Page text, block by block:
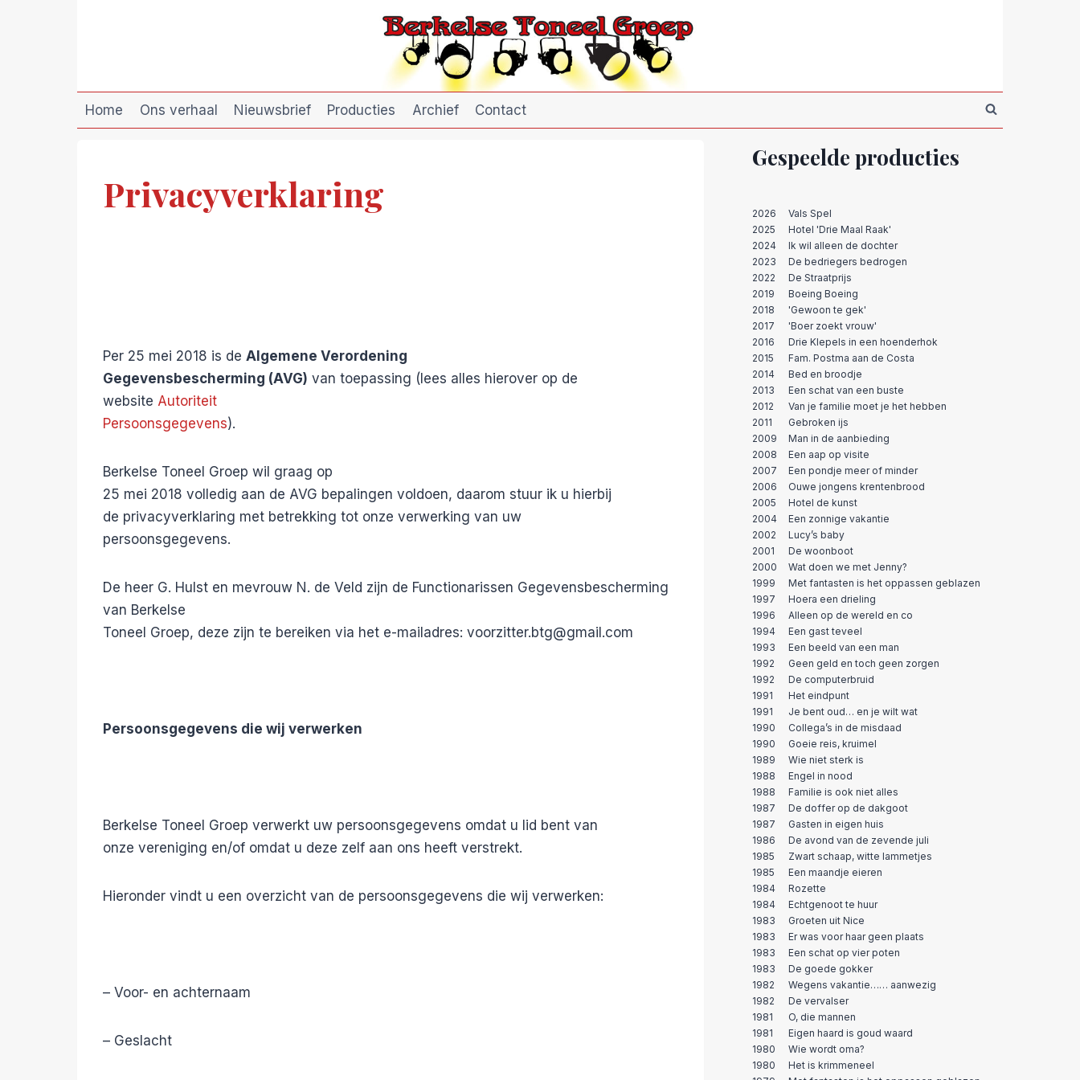
Home Ons verhaal Nieuwsbrief Producties Archief Contact
Privacyverklaring
Per 25 mei 2018 is de Algemene Verordening
Gegevensbescherming (AVG) van toepassing (lees alles hierover op de
website Autoriteit
Persoonsgegevens).
Berkelse Toneel Groep wil graag op
25 mei 2018 volledig aan de AVG bepalingen voldoen, daarom stuur ik u hierbij
de privacyverklaring met betrekking tot onze verwerking van uw
persoonsgegevens.
De heer G. Hulst en mevrouw N. de Veld zijn de Functionarissen Gegevensbescherming
van Berkelse
Toneel Groep, deze zijn te bereiken via het e-mailadres: voorzitter.btg@gmail.com
Persoonsgegevens die wij verwerken
Berkelse Toneel Groep verwerkt uw persoonsgegevens omdat u lid bent van
onze vereniging en/of omdat u deze zelf aan ons heeft verstrekt.
Hieronder vindt u een overzicht van de persoonsgegevens die wij verwerken:
– Voor- en achternaam
– Geslacht
Gespeelde producties
2026
2025
2024
2023
2022
2019
2018
2017
2016
2015
2014
2013
2012
2011
2009
2008
2007
2006
2005
2004
2002
2001
2000
1999
1997
1996
1994
1993
1992
1992
1991
1991
1990
1990
1989
1988
1988
1987
1987
1986
1985
1985
1984
1984
1983
1983
1983
1983
1982
1982
1981
1981
1980
1980
Vals Spel
Hotel 'Drie Maal Raak'
Ik wil alleen de dochter
De bedriegers bedrogen
De Straatprijs
Boeing Boeing
'Gewoon te gek'
'Boer zoekt vrouw'
Drie Klepels in een hoenderhok
Fam. Postma aan de Costa
Bed en broodje
Een schat van een buste
Van je familie moet je het hebben
Gebroken ijs
Man in de aanbieding
Een aap op visite
Een pondje meer of minder
Ouwe jongens krentenbrood
Hotel de kunst
Een zonnige vakantie
Lucy’s baby
De woonboot
Wat doen we met Jenny?
Met fantasten is het oppassen geblazen
Hoera een drieling
Alleen op de wereld en co
Een gast teveel
Een beeld van een man
Geen geld en toch geen zorgen
De computerbruid
Het eindpunt
Je bent oud… en je wilt wat
Collega’s in de misdaad
Goeie reis, kruimel
Wie niet sterk is
Engel in nood
Familie is ook niet alles
De doffer op de dakgoot
Gasten in eigen huis
De avond van de zevende juli
Zwart schaap, witte lammetjes
Een maandje eieren
Rozette
Echtgenoot te huur
Groeten uit Nice
Er was voor haar geen plaats
Een schat op vier poten
De goede gokker
Wegens vakantie…… aanwezig
De vervalser
O, die mannen
Eigen haard is goud waard
Wie wordt oma?
Het is krimmeneel